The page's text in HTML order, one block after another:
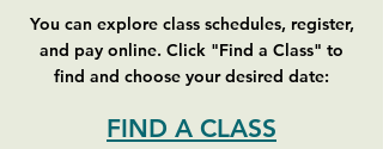
You can explore class schedules, register,
and pay online. Click "Find a Class" to
find and choose your desired date:
FIND A CLASS